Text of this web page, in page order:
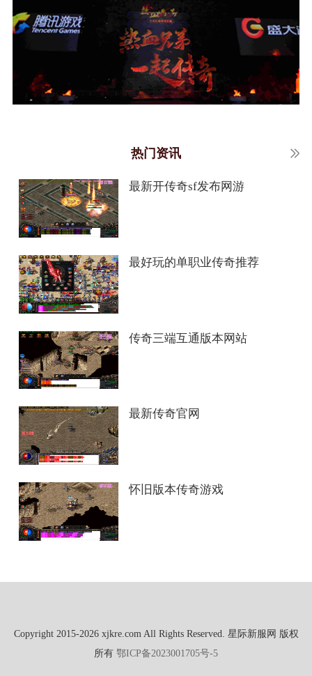
热门资讯
最新开传奇sf发布网游
最好玩的单职业传奇推荐
传奇三端互通版本网站
最新传奇官网
怀旧版本传奇游戏
Copyright 2015-2026 xjkre.com All Rights Reserved. 星际新服网 版权
所有 鄂ICP备2023001705号-5